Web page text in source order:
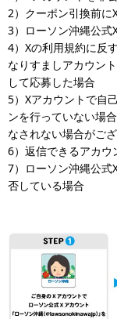
2）クーポン引換前に
3）ローソン沖縄公式
4）Xの利用規約に反
なりすましアカウン
して応募した場合
5）Xアカウントで自
ンを行っていない場
なされない場合がござ
6）返信できるアカウ
7）ローソン沖縄公式
否している場合